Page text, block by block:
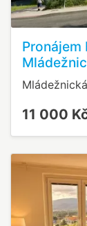
Pronájem
11 000